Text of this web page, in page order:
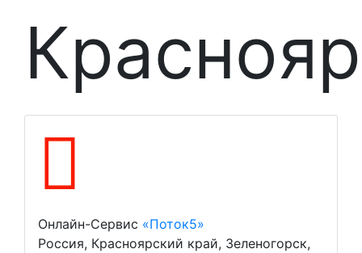
Онлайн-Сервис «Поток5»
Россия, Красноярский край, Зеленогорск,